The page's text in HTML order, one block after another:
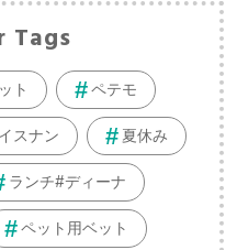
Tags
ト ペテモ
スナン 夏休み
ランチ#ディーナ
ペット用ベット